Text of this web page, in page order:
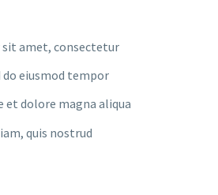
amet, consectetur
eiusmod tempor
et dolore magna aliqua
quis nostrud